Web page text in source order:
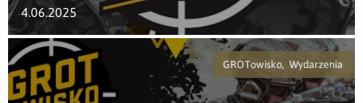
4.06.2025
GROTowisko, Wydarzenia